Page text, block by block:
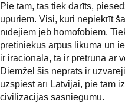
Pie tam, tas tiek darīts,
upuriem. Visi, kuri nepiekrīt
nīdējiem jeb homofobiem.
pretiniekus ārpus likuma un
ir iracionāla, tā ir pretrunā ar
Diemžēl šis neprāts ir
uzspiest arī Latvijai, pie tam
civilizācijas sasniegumu.